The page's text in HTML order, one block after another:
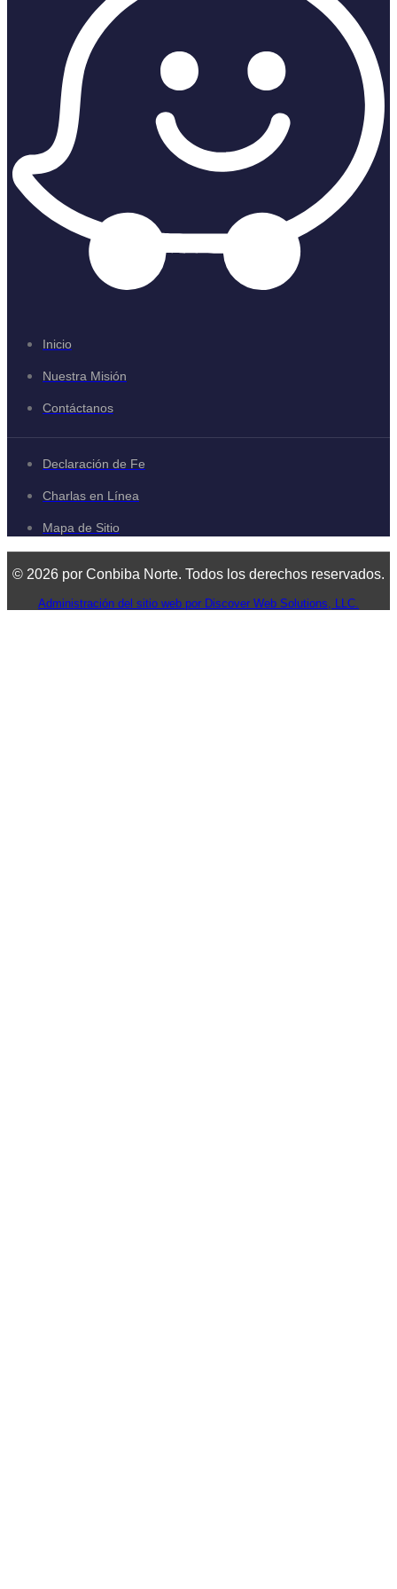
Inicio
Nuestra Misión
Contáctanos
Declaración de Fe
Charlas en Línea
Mapa de Sitio
© 2026 por Conbiba Norte. Todos los derechos reservados.
Administración del sitio web por Discover Web Solutions, LLC.